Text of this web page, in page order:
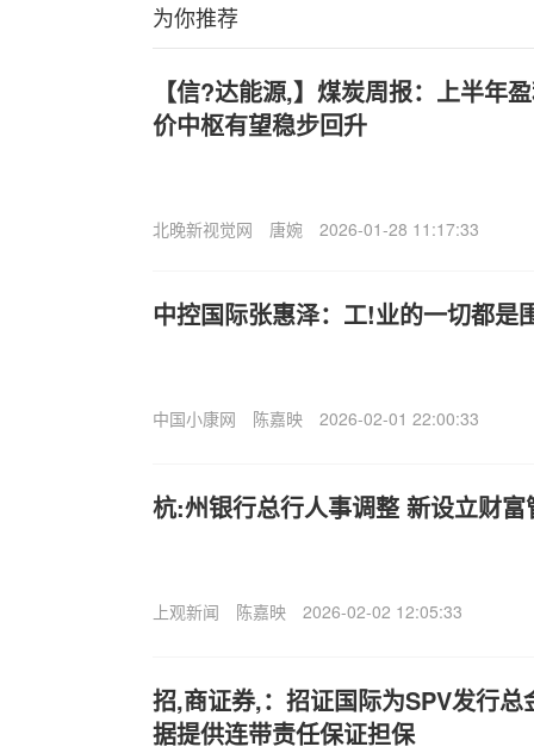
为你推荐
【信?达能源,】煤炭周报：上半年
价中枢有望稳步回升
北晚新视觉网 唐婉 2026-01-28 11:17:33
中控国际张惠泽：工!业的一切都是
中国小康网 陈嘉映 2026-02-01 22:00:33
杭:州银行总行人事调整 新设立财富
上观新闻 陈嘉映 2026-02-02 12:05:33
招,商证券,：招证国际为SPV发行
据提供连带责任保证担保